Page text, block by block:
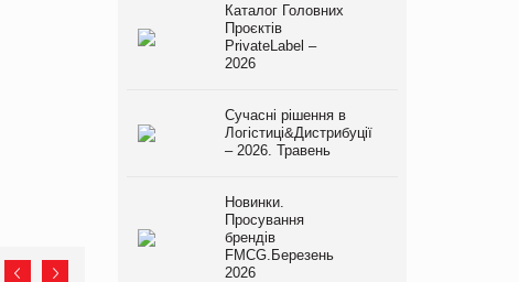
Каталог Головних
Проєктів
PrivateLabel –
2026
Сучасні рішення в
Логістиці&Дистрибуції
– 2026. Травень
Новинки.
Просування
брендів
FMCG.Березень
2026